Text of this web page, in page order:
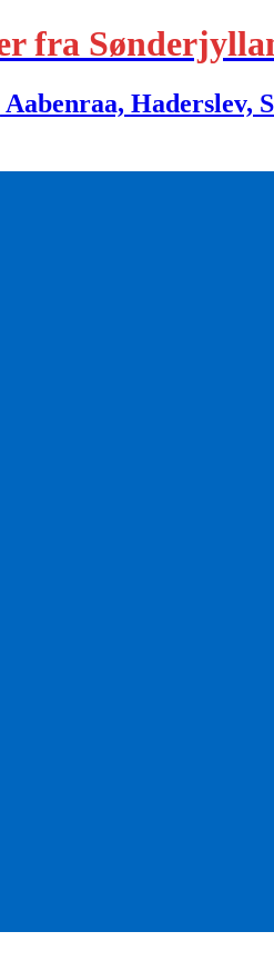
fra
Haderslev,